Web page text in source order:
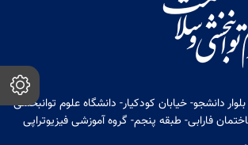
دانشجو- خیابان کودکیار- دانشگاه علوم توانبخشی
فارابی- طبقه پنجم- گروه آموزشی فیزیوتراپی